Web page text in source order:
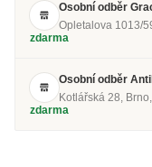
Osobní odběr
Opletalova 1013/
zdarma
Osobní odběr
Kotlářská 28,
zdarma